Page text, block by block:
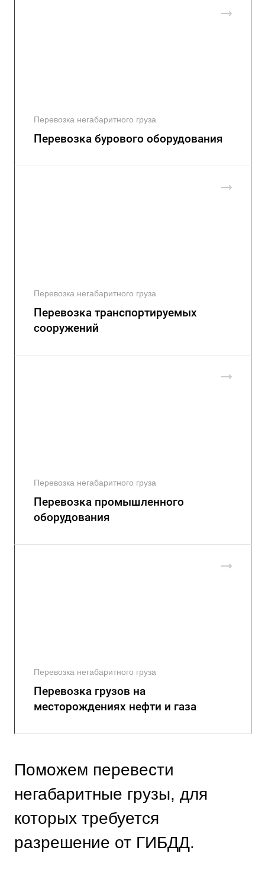
Перевозка негабаритного груза
Перевозка бурового оборудования
Перевозка негабаритного груза
Перевозка транспортируемых
сооружений
Перевозка негабаритного груза
Перевозка промышленного
оборудования
Перевозка негабаритного груза
Перевозка грузов на
месторождениях нефти и газа
Поможем перевести
негабаритные грузы, для
которых требуется
разрешение от ГИБДД.